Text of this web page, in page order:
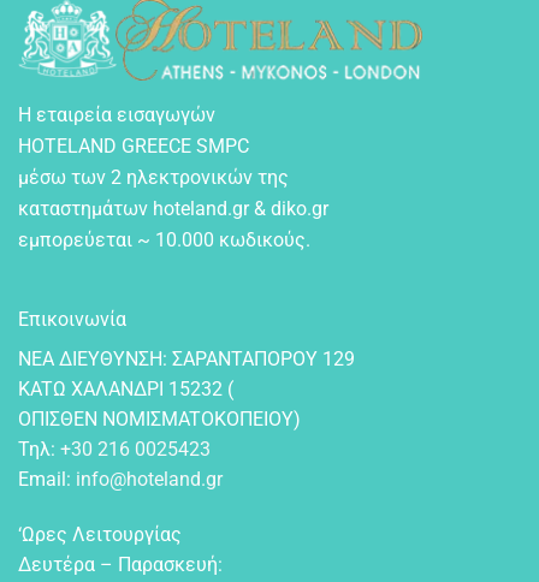
Η εταιρεία εισαγωγών
HOTELAND GREECE SMPC
μέσω των 2 ηλεκτρονικών της
καταστημάτων hoteland.gr & diko.gr
εμπορεύεται ~ 10.000 κωδικούς.
Επικοινωνία
NEA ΔIEYΘYNΣH: ΣAPANTAΠOPOY 129
KATΩ XAΛANΔPI 15232 (
OΠIΣΘEN NOMIΣMATOKOΠEIOY)
Τηλ: +30 216 0025423
Email: info@hoteland.gr
‘Ωρες Λειτουργίας
Δευτέρα – Παρασκευή: